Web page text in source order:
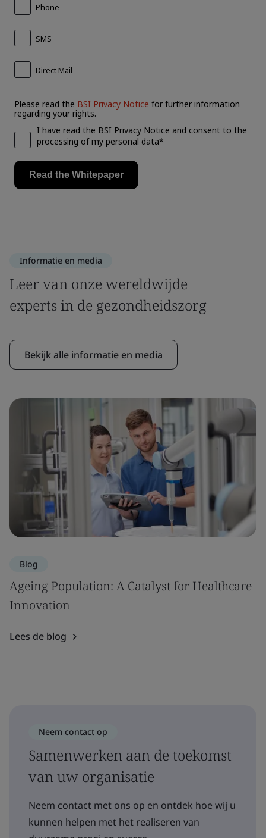
Informatie en media
Leer van onze wereldwijde
experts in de gezondheidszorg
Bekijk alle informatie en media
Blog
Ageing Population: A Catalyst for Healthcare
Innovation
Lees de blog
Neem contact op
Samenwerken aan de toekomst
van uw organisatie
Neem contact met ons op en ontdek hoe wij u
kunnen helpen met het realiseren van